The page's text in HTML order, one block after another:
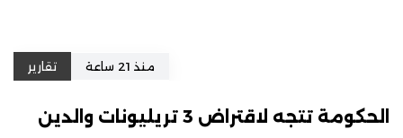
منذ 21 ساعة تقارير
الحكومة تتجه لاقتراض 3 تريليونات والدين